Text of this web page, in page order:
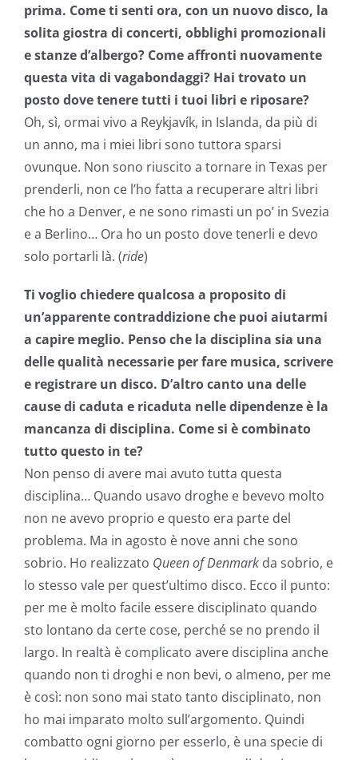
prima. Come ti senti ora, con un nuovo disco, la
solita giostra di concerti, obblighi promozionali
e stanze d’albergo? Come affronti nuovamente
questa vita di vagabondaggi? Hai trovato un
posto dove tenere tutti i tuoi libri e riposare?
Oh, sì, ormai vivo a Reykjavík, in Islanda, da più di
un anno, ma i miei libri sono tuttora sparsi
ovunque. Non sono riuscito a tornare in Texas per
prenderli, non ce l’ho fatta a recuperare altri libri
che ho a Denver, e ne sono rimasti un po’ in Svezia
e a Berlino… Ora ho un posto dove tenerli e devo
solo portarli là. (ride)
Ti voglio chiedere qualcosa a proposito di
un’apparente contraddizione che puoi aiutarmi
a capire meglio. Penso che la disciplina sia una
delle qualità necessarie per fare musica, scrivere
e registrare un disco. D’altro canto una delle
cause di caduta e ricaduta nelle dipendenze è la
mancanza di disciplina. Come si è combinato
tutto questo in te?
Non penso di avere mai avuto tutta questa
disciplina… Quando usavo droghe e bevevo molto
non ne avevo proprio e questo era parte del
problema. Ma in agosto è nove anni che sono
sobrio. Ho realizzato Queen of Denmark da sobrio, e
lo stesso vale per quest’ultimo disco. Ecco il punto:
per me è molto facile essere disciplinato quando
sto lontano da certe cose, perché se no prendo il
largo. In realtà è complicato avere disciplina anche
quando non ti droghi e non bevi, o almeno, per me
è così: non sono mai stato tanto disciplinato, non
ho mai imparato molto sull’argomento. Quindi
combatto ogni giorno per esserlo, è una specie di